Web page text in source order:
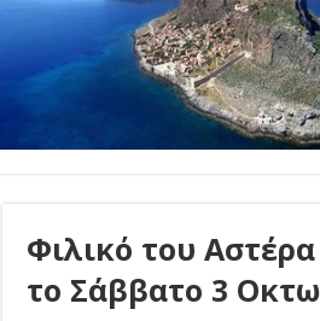
Φιλικό του
το Σάββατο 3